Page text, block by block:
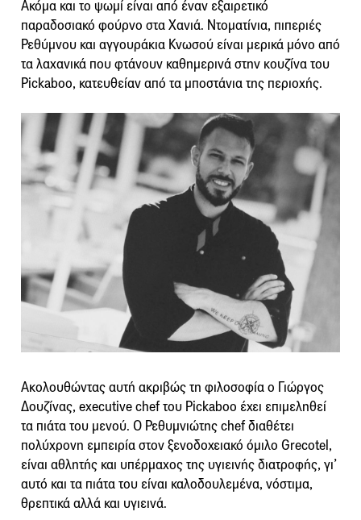
Aκόμα και το ψωμί είναι από έναν εξαιρετικό
παραδοσιακό φούρνο στα Χανιά. Ντοματίνια, πιπεριές
Ρεθύμνου και αγγουράκια Κνωσού είναι μερικά μόνο από
τα λαχανικά που φτάνουν καθημερινά στην κουζίνα του
Pickaboo, κατευθείαν από τα μποστάνια της περιοχής.
Ακολουθώντας αυτή ακριβώς τη φιλοσοφία ο Γιώργος
Δουζίνας, executive chef του Pickaboo έχει επιμεληθεί
τα πιάτα του μενού. Ο Ρεθυμνιώτης chef διαθέτει
πολύχρονη εμπειρία στον ξενοδοχειακό όμιλο Grecotel,
είναι αθλητής και υπέρμαχος της υγιεινής διατροφής, γι’
αυτό και τα πιάτα του είναι καλοδουλεμένα, νόστιμα,
θρεπτικά αλλά και υγιεινά.